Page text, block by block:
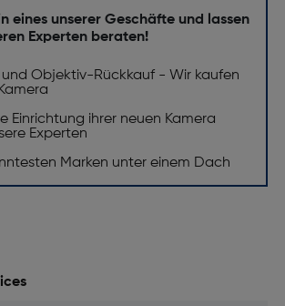
eines unserer Geschäfte und lassen
Experten beraten!
Objektiv-Rückkauf - Wir kaufen
Einrichtung ihrer neuen Kamera
Experten
Marken unter einem Dach